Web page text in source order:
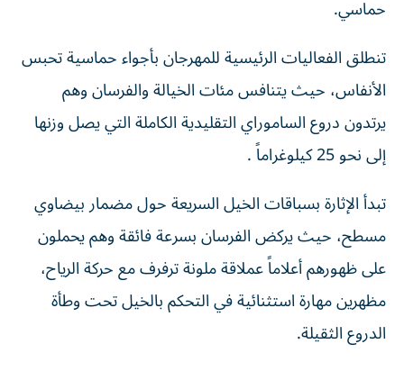
حماسي.
تنطلق الفعاليات الرئيسية للمهرجان بأجواء حماسية تحبس
الأنفاس، حيث يتنافس مئات الخيالة والفرسان وهم
يرتدون دروع الساموراي التقليدية الكاملة التي يصل وزنها
إلى نحو 25 كيلوغراماً .
تبدأ الإثارة بسباقات الخيل السريعة حول مضمار بيضاوي
مسطح، حيث يركض الفرسان بسرعة فائقة وهم يحملون
على ظهورهم أعلاماً عملاقة ملونة ترفرف مع حركة الرياح،
مظهرين مهارة استثنائية في التحكم بالخيل تحت وطأة
الدروع الثقيلة.